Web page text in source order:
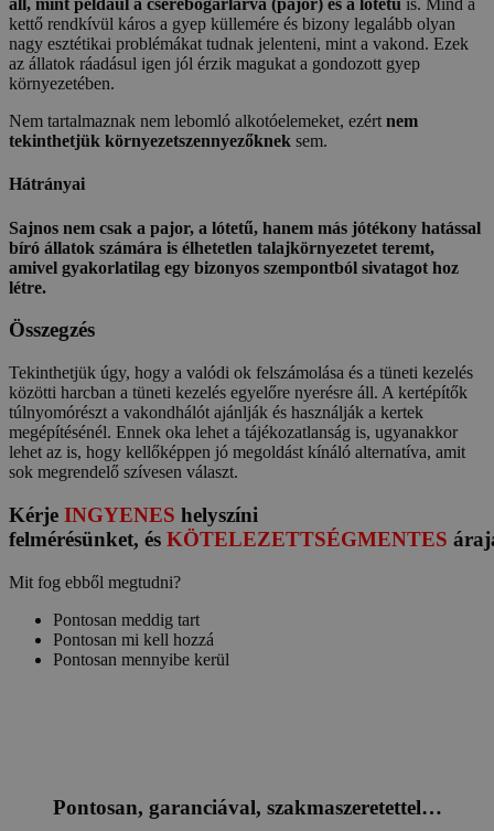
áll, mint például a cserebogárlárva (pajor) és a lótetű is. Mind a
kettő rendkívül káros a gyep küllemére és bizony legalább olyan
nagy esztétikai problémákat tudnak jelenteni, mint a vakond. Ezek
az állatok ráadásul igen jól érzik magukat a gondozott gyep
környezetében.
Nem tartalmaznak nem lebomló alkotóelemeket, ezért nem
tekinthetjük környezetszennyezőknek sem.
Hátrányai
Sajnos nem csak a pajor, a lótetű, hanem más jótékony hatással
bíró állatok számára is élhetetlen talajkörnyezetet teremt,
amivel gyakorlatilag egy bizonyos szempontból sivatagot hoz
létre.
Összegzés
Tekinthetjük úgy, hogy a valódi ok felszámolása és a tüneti kezelés
közötti harcban a tüneti kezelés egyelőre nyerésre áll. A kertépítők
túlnyomórészt a vakondhálót ajánlják és használják a kertek
megépítésénél. Ennek oka lehet a tájékozatlanság is, ugyanakkor
lehet az is, hogy kellőképpen jó megoldást kínáló alternatíva, amit
sok megrendelő szívesen választ.
Kérje INGYENES helyszíni
felmérésünket, és KÖTELEZETTSÉGMENTES
Mit fog ebből megtudni?
Pontosan meddig tart
Pontosan mi kell hozzá
Pontosan mennyibe kerül
Pontosan, garanciával, szakmaszeretettel…